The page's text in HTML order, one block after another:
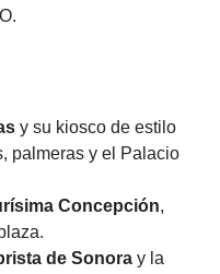
y su kiosco de estilo
palmeras y el Palacio
Concepción,
de Sonora y la